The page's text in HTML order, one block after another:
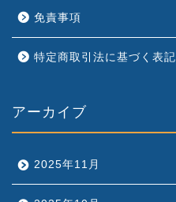
免責事項
特定商取引法に基づく表記
アーカイブ
2025年11月